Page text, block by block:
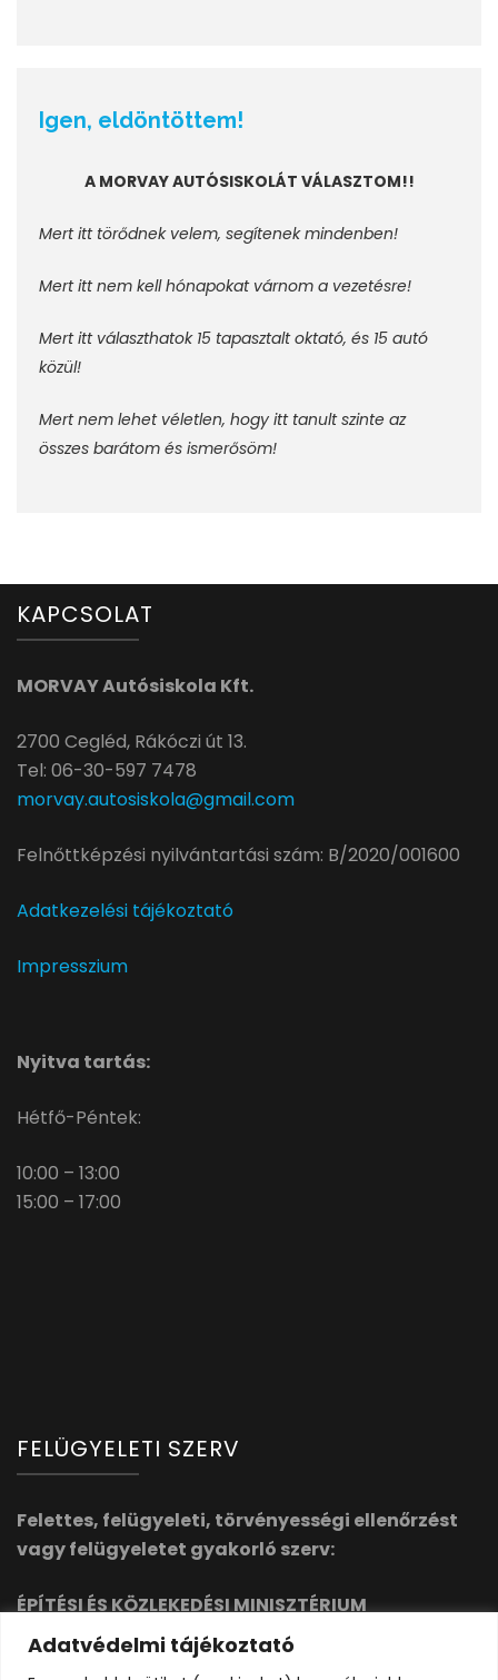
Adatvédelmi tájékoztató
Igen, eldöntöttem!
A MORVAY AUTÓSISKOLÁT VÁLASZTOM!!
Mert itt törődnek velem, segítenek mindenben!
Mert itt nem kell hónapokat várnom a vezetésre!
Mert itt választhatok 15 tapasztalt oktató, és 15 autó
közül!
Mert nem lehet véletlen, hogy itt tanult szinte az
összes barátom és ismerősöm!
KAPCSOLAT
MORVAY Autósiskola Kft.
2700 Cegléd, Rákóczi út 13.
Tel: 06-30-597 7478
morvay.autosiskola@gmail.com
Felnőttképzési nyilvántartási szám: B/2020/001600
Adatkezelési tájékoztató
Impresszium
Nyitva tartás:
Hétfő-Péntek:
10:00 – 13:00
15:00 – 17:00
FELÜGYELETI SZERV
Felettes, felügyeleti, törvényességi ellenőrzést
vagy felügyeletet gyakorló szerv:
ÉPÍTÉSI ÉS KÖZLEKEDÉSI MINISZTÉRIUM
1054 Budapest, Alkotmány utca 5. 1358 Budapest,